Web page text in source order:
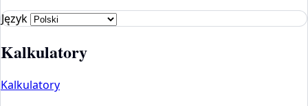
Język
Kalkulatory
Kalkulatory